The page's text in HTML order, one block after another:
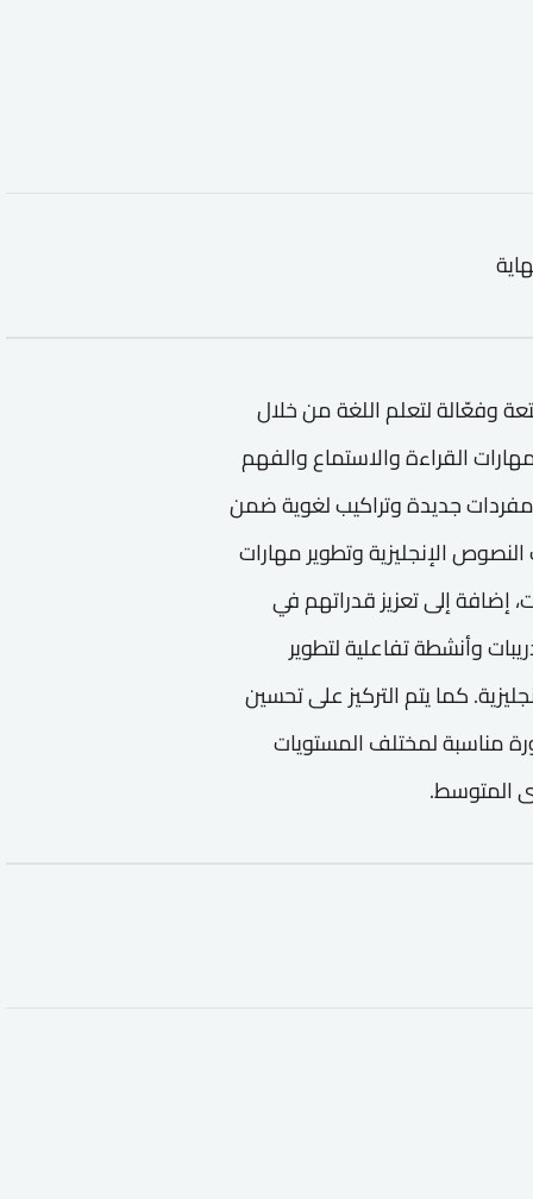
وفعّالة لتعلم اللغة من خلال
القراءة والاستماع والفهم
جديدة وتراكيب لغوية ضمن
الإنجليزية وتطوير مهارات
إضافة إلى تعزيز قدراتهم في
وأنشطة تفاعلية لتطوير
كما يتم التركيز على تحسين
مناسبة لمختلف المستويات
المتوسط.